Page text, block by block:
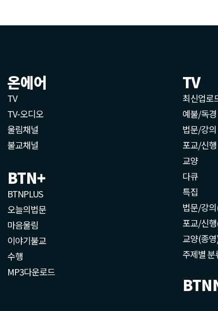
온에어
TV
TV-오디오
울림채널
불교채널
BTN+
BTNPLUS
오늘의법문
마음울림
이야기불교
수행
MP3다운로드
TV
최신업로
예불/독경
법문/강의
포교/신행
교양
다큐
특집
법문/강
포교/신
교양(종
주제별 분